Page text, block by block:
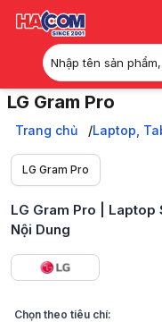
Sản phẩm đã xem
Khuyến mãi
Nhập tên sản
LG Gram Pro
LG Gram Pro mang đến
Trang chủ
Laptop, Máy Tính Xách Tay
Laptop LG
Trang chủ Laptop,
LG Gram Pro
LG Gram Pro | Laptop
Nội Dung
Chọn theo tiêu chí: